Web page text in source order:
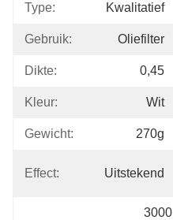
Type: Kwalitatief
Gebruik: Oliefilter
Dikte: 0,45
Kleur: Wit
Gewicht: 270g
Effect: Uitstekend
3000